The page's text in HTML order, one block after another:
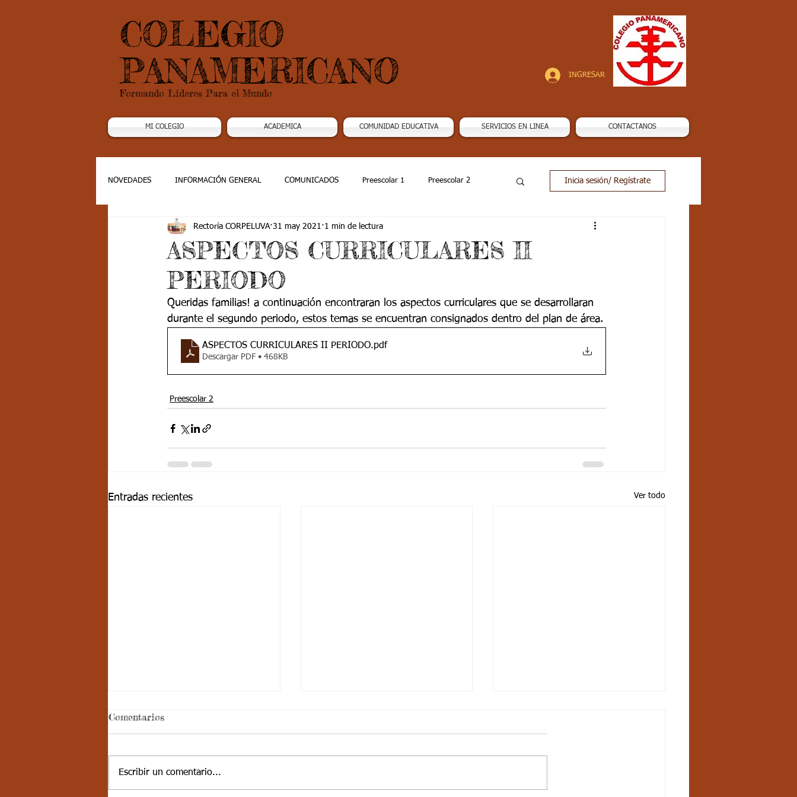
COLEGIO
PANAMERICANO
Formando Lideres Para el Mundo
INGRESAR
MI COLEGIO ACADEMICA COMUNIDAD EDUCATIVA SERVICIOS EN LINEA CONTACTANOS
NOVEDADES INFORMACIÓN GENERAL COMUNICADOS Preescolar 1 Preescolar 2
Grado 2 Grado 3 Grado 4 Grado 5
Grado 8 Grado 9
PSICOLOGÍA INSTITUCIONAL DEPORTES Jardín-2020 Transición-2020
Inicia sesión/ Regístrate
ASPECTOS CURRICULARES II
PERIODO
Rectoría CORPELUVA 31 may 2021 1 min de lectura
Queridas familias! a continuación encontraran los aspectos curriculares que se desarrollaran
durante el segundo periodo, estos temas se encuentran consignados dentro del plan de área.
ASPECTOS CURRICULARES II PERIODO.pdf
Descargar PDF • 468KB
Preescolar 2
Entradas recientes Ver todo
Comentarios
Escribir un comentario...